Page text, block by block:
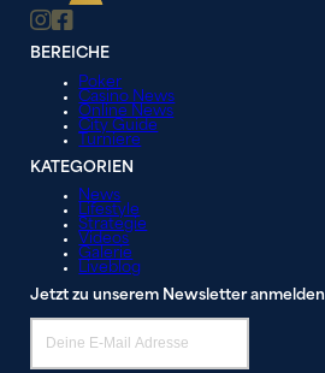
BEREICHE
Poker
Casino News
Online News
City Guide
Turniere
KATEGORIEN
News
Lifestyle
Strategie
Videos
Galerie
Liveblog
Jetzt zu unserem Newsletter anmelden